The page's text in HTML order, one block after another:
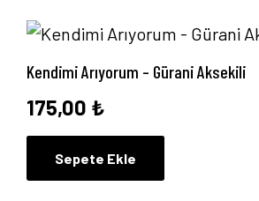
Kendimi Arıyorum – Gürani Aksekili
175,00 ₺
Sepete Ekle